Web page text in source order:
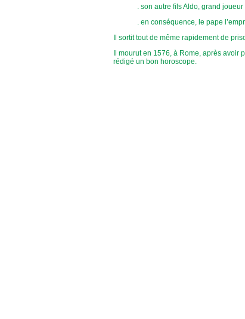
. son autre fils Aldo, grand
. en conséquence, le pape
Il sortit tout de même rapidement de
Il mourut en 1576, à Rome, après
rédigé un bon horoscope.